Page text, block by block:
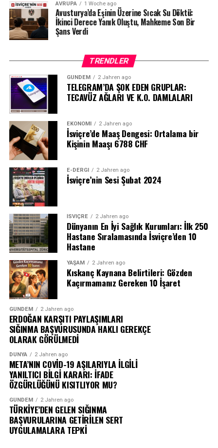
AVRUPA 1 Woche ago
Avusturya’da Eşinin Üzerine Sıcak Su Döktü:
İkinci Derece Yanık Oluştu, Mahkeme Son Bir
Şans Verdi
TRENDLER
GÜNDEM 2 Jahren ago
TELEGRAM’DA ŞOK EDEN GRUPLAR:
TECAVÜZ AĞLARI VE K.O. DAMLALARI
EKONOMI 2 Jahren ago
İsviçre’de Maaş Dengesi: Ortalama bir
Kişinin Maaşı 6788 CHF
E-DERGI 2 Jahren ago
İsviçre’nin Sesi Şubat 2024
İSVIÇRE 2 Jahren ago
Dünyanın En İyi Sağlık Kurumları: İlk 250
Hastane Sıralamasında İsviçre’den 10
Hastane
YAŞAM 2 Jahren ago
Kıskanç Kaynana Belirtileri: Gözden
Kaçırmamanız Gereken 10 İşaret
GÜNDEM 2 Jahren ago
ERDOĞAN KARŞITI PAYLAŞIMLARI
SIĞINMA BAŞVURUSUNDA HAKLI GEREKÇE
OLARAK GÖRÜLMEDİ
DÜNYA 2 Jahren ago
META’NIN COVİD-19 AŞILARIYLA İLGİLİ
YANILTICI BİLGİ KARARI: İFADE
ÖZGÜRLÜĞÜNÜ KISITLIYOR MU?
GÜNDEM 2 Jahren ago
TÜRKİYE’DEN GELEN SIĞINMA
BAŞVURULARINA GETİRİLEN SERT
UYGULAMALARA TEPKİ